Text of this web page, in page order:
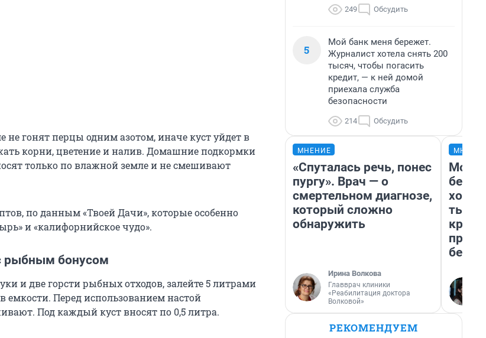
гонят перцы одним азотом, иначе куст уйдет в
корни, цветение и налив. Домашние подкормки
только по влажной земле и не смешивают
по данным «Твоей Дачи», которые особенно
и «калифорнийское чудо».
рыбным бонусом
и две горсти рыбных отходов, залейте 5 литрами
емкости. Перед использованием настой
Под каждый куст вносят по 0,5 литра.
249 Обсудить
5
Мой банк меня бережет.
Журналист хотела снять 200
тысяч, чтобы погасить
кредит, — к ней домой
приехала служба
безопасности
214 Обсудить
МНЕНИЕ
«Спуталась речь, понес
пургу». Врач — о
смертельном диагнозе,
который сложно
обнаружить
Ирина Волкова
Главврач клиники
«Реабилитация доктора
Волковой»
Мой
РЕКОМЕНДУЕМ